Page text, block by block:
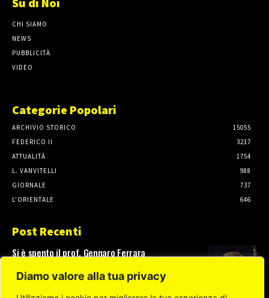
Diamo valore alla tua privacy
CHI SIAMO
NEWS
PUBBLICITÀ
VIDEO
Categorie Popolari
ARCHIVIO STORICO
15055
FEDERICO II
3217
ATTUALITÀ
1754
L. VANVITELLI
988
GIORNALE
737
L'ORIENTALE
646
Post Recenti
Si è spento il prof. Gennaro Ferrara